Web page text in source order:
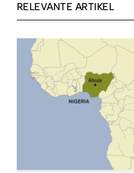
RELEVANTE ARTIKEL